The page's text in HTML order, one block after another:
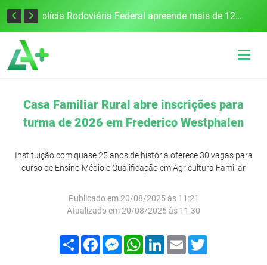
Tecnologia inovadora desenvolvida na UFSM/FW utiliza drones e IA para monitorar a qualidade da água Polícia Rodoviária Federal apreende mais de 120 quilos de maconha na BR-386, em Frederico Westphalen
Casa Familiar Rural abre inscrições para
turma de 2026 em Frederico Westphalen
Instituição com quase 25 anos de história oferece 30 vagas para
curso de Ensino Médio e Qualificação em Agricultura Familiar
Publicado em 20/08/2025 às 11:21
Atualizado em 20/08/2025 às 11:30
Compartilhar
FacebookMessenger
WhatsApp
LinkedIn
Email